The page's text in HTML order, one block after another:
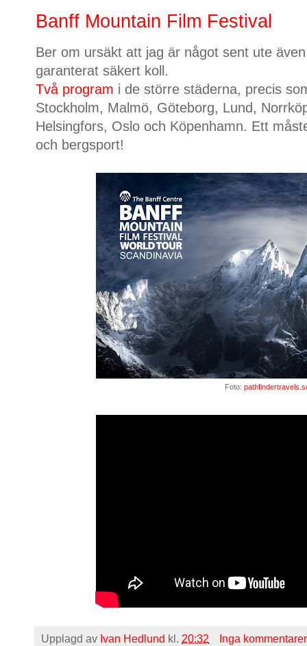
Banff Mountain Film Festival
Ber om ursäkt att jag är något sent ute
garanterat säkert koll.
Två program i de större städerna, precis
Stockholm, Malmö, Göteborg, Lund,
Helsingfors, Oslo och Köpenhamn. Ett
och bergsport!
Foto:
Upplagd av Ivan Hedlund kl. 20:32
Inga